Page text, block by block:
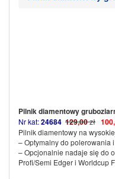
Pilnik diamentowy
Nr kat:24684 129,00zł
Pilnik diamentowy na
– Optymalny do polerowania
– Opcjonalnie nadaje się do
Profi/Semi Edger i Worldcup